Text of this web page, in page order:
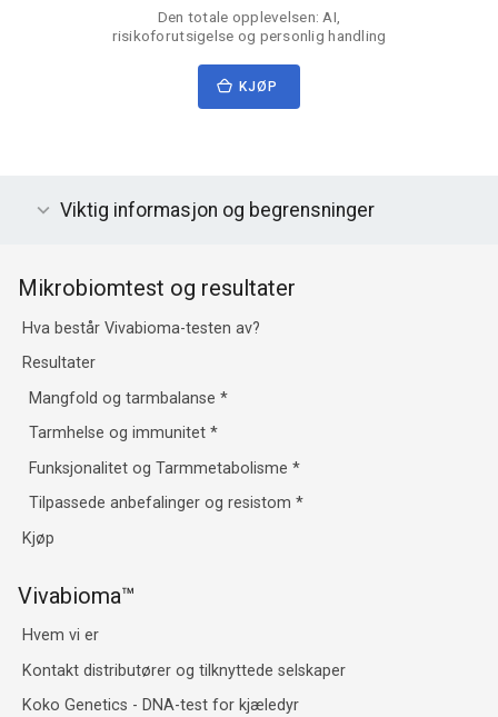
Den totale opplevelsen: AI,
risikoforutsigelse og personlig handling
KJØP
Viktig informasjon og begrensninger
Mikrobiomtest og resultater
Hva består Vivabioma-testen av?
Resultater
Mangfold og tarmbalanse*
Tarmhelse og immunitet*
Funksjonalitet og Tarmmetabolisme*
Tilpassede anbefalinger og resistom*
Kjøp
Vivabioma™
Hvem vi er
Kontakt distributører og tilknyttede selskaper
Koko Genetics - DNA-test for kjæledyr